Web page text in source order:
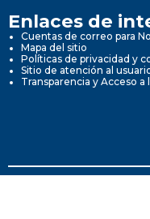
Enlaces de
Cuentas de correo para
Mapa del sitio
Políticas de privacidad y
Sitio de atención al
Transparencia y Acceso